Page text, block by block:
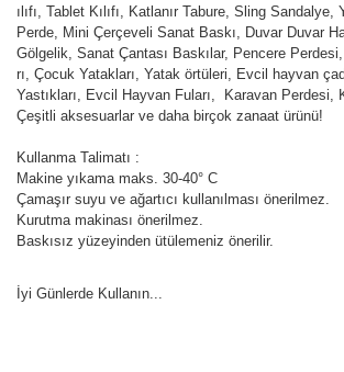
ılıfı, Tablet Kılıfı, Katlanır Tabure, Sling Sandalye,
Perde, Mini Çerçeveli Sanat Baskı, Duvar Duvar
Gölgelik, Sanat Çantası Baskılar, Pencere
rı, Çocuk Yatakları, Yatak örtüleri, Evcil hayvan
Yastıkları, Evcil Hayvan Fuları, Karavan Perdesi,
Çeşitli aksesuarlar ve daha birçok zanaat ürünü!
Kullanma Talimatı :
Makine yıkama maks. 30-40° C
Çamaşır suyu ve ağartıcı kullanılması önerilmez.
Kurutma makinası önerilmez.
Baskısız yüzeyinden ütülemeniz önerilir.
İyi Günlerde Kullanın...